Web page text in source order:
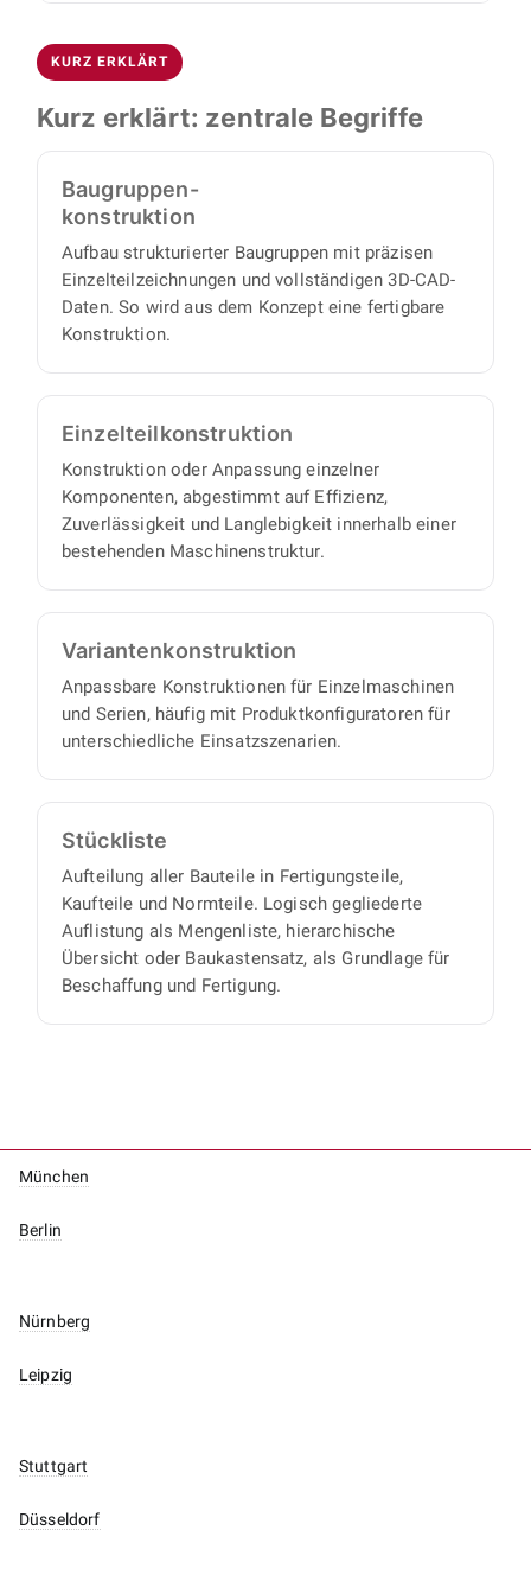
Automatisierung sowie Förder- und
Handhabungstechnik.
technischer Unterlagen vor: vollständige 3D-
CAD-Daten, Baugruppen- und
Montagezeichnungen, Einzelteilzeichnungen
und strukturierte Stücklisten. Damit können Sie
beschaffen oder fertigen lassen.
KURZ ERKLÄRT
Kurz erklärt: zentrale Begriffe
Baugruppen-
konstruktion
Aufbau strukturierter Baugruppen mit präzisen
Einzelteilzeichnungen und vollständigen 3D-CAD-
Daten. So wird aus dem Konzept eine fertigbare
Konstruktion.
Einzelteil­konstruktion
Konstruktion oder Anpassung einzelner
Komponenten, abgestimmt auf Effizienz,
Zuverlässigkeit und Langlebigkeit innerhalb einer
bestehenden Maschinenstruktur.
Varianten­konstruktion
Anpassbare Konstruktionen für Einzelmaschinen
und Serien, häufig mit Produktkonfiguratoren für
unterschiedliche Einsatzszenarien.
Stückliste
Aufteilung aller Bauteile in Fertigungsteile,
Kaufteile und Normteile. Logisch gegliederte
Auflistung als Mengenliste, hierarchische
Übersicht oder Baukastensatz, als Grundlage für
Beschaffung und Fertigung.
München
Berlin
Nürnberg
Leipzig
Stuttgart
Düsseldorf